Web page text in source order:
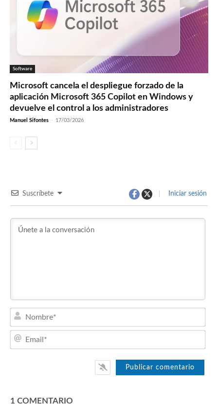
Software
Microsoft cancela el despliegue forzado de la
aplicación Microsoft 365 Copilot en Windows y
devuelve el control a los administradores
Manuel Sifontes - 17/03/2026
Suscríbete Iniciar sesión
1 COMENTARIO